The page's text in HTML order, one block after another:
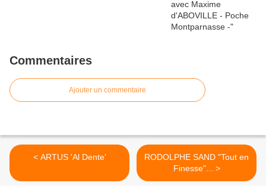
Commentaires
Ajouter un commentaire
< ARTUS 'Al Dente'
RODOLPHE SAND "Tout en
Finesse"... >